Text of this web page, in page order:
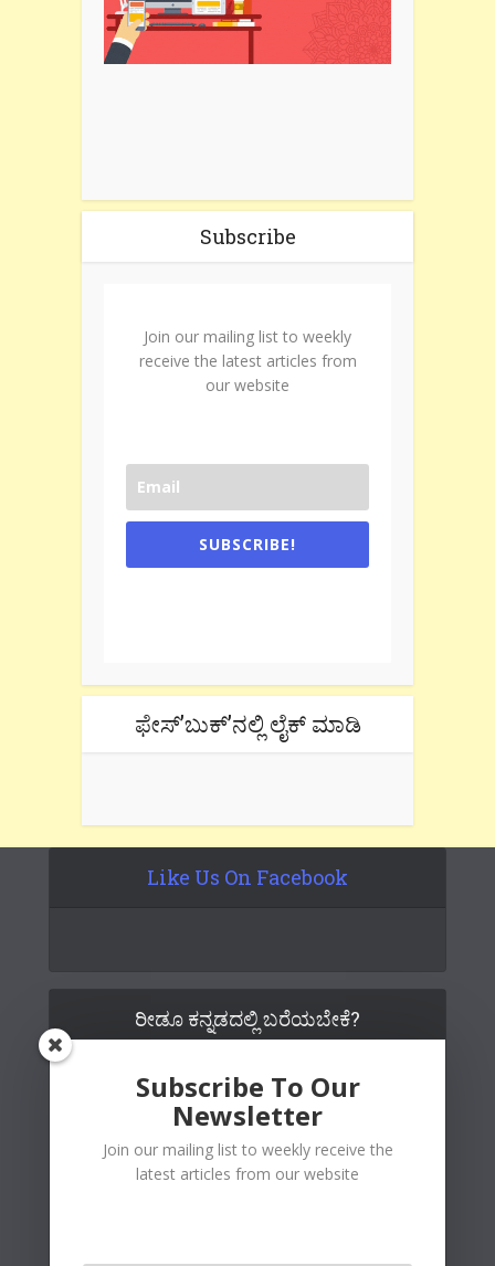
Subscribe
Join our mailing list to weekly
receive the latest articles from
our website
SUBSCRIBE!
ಫೇಸ್’ಬುಕ್’ನಲ್ಲಿ ಲೈಕ್ ಮಾಡಿ
Like Us On Facebook
ರೀಡೂ ಕನ್ನಡದಲ್ಲಿ ಬರೆಯಬೇಕೆ?
Subscribe To Our
Newsletter
Join our mailing list to weekly receive the
latest articles from our website